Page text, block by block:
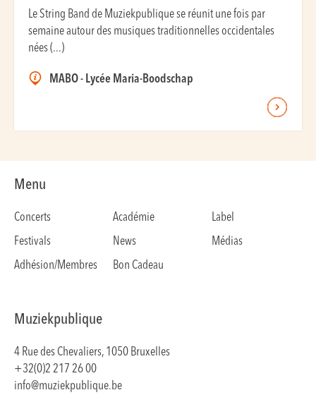
Le String Band de Muziekpublique se réunit une fois par
semaine autour des musiques traditionnelles occidentales
nées (...)
MABO - Lycée Maria-Boodschap
Menu
Concerts Académie
Label
Festivals
News
Médias
Adhésion/Membres
Bon Cadeau
Muziekpublique
4 Rue des Chevaliers, 1050 Bruxelles
+32(0)2 217 26 00
info@muziekpublique.be